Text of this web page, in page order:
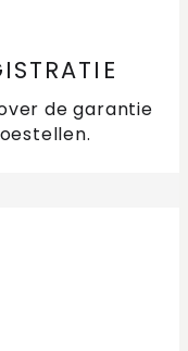
de garantie